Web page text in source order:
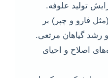
تولید علوفه.
فارو و چپر) بر
رشد گیاهان مرتعی.
اصلاح و احیای